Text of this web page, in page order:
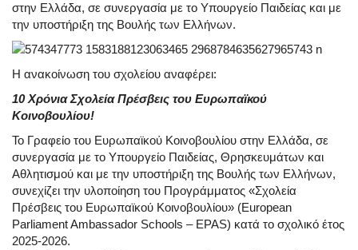
στην Ελλάδα, σε συνεργασία με το Υπουργείο Παιδείας και με
την υποστήριξη της Βουλής των Ελλήνων.
Η ανακοίνωση του σχολείου αναφέρει:
10 Χρόνια Σχολεία Πρέσβεις του Ευρωπαϊκού
Κοινοβουλίου!
Το Γραφείο του Ευρωπαϊκού Κοινοβουλίου στην Ελλάδα, σε
συνεργασία με το Υπουργείο Παιδείας, Θρησκευμάτων και
Αθλητισμού και με την υποστήριξη της Βουλής των Ελλήνων,
συνεχίζει την υλοποίηση του Προγράμματος «Σχολεία
Πρέσβεις του Ευρωπαϊκού Κοινοβουλίου» (European
Parliament Ambassador Schools – EPAS) κατά το σχολικό έτος
2025-2026.